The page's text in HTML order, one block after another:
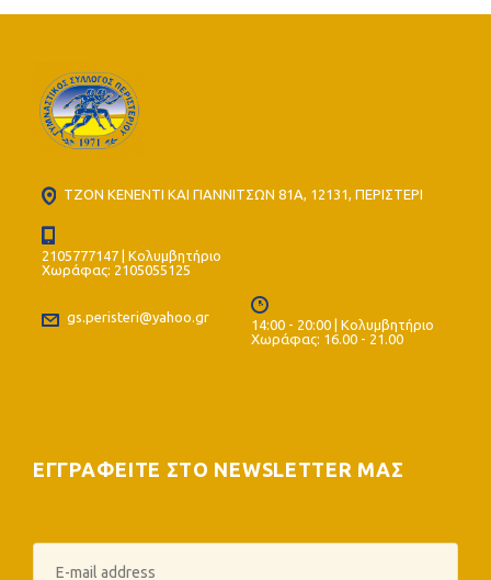
ΤΖΟΝ ΚΕΝΕΝΤΙ ΚΑΙ ΓΙΑΝΝΙΤΣΩΝ 81Α, 12131, ΠΕΡΙΣΤΕΡΙ
2105777147 | Κολυμβητήριο
Χωράφας: 2105055125
gs.peristeri@yahoo.gr
14:00 - 20:00 | Κολυμβητήριο
Χωράφας: 16.00 - 21.00
ΕΓΓΡΑΦΕΙΤΕ ΣΤΟ NEWSLETTER ΜΑΣ